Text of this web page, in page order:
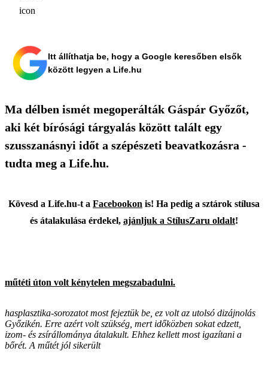
Itt állíthatja be, hogy a Google keresőben elsők
között legyen a Life.hu
Ma délben ismét megoperálták Gáspár Győzőt,
aki két bírósági tárgyalás között talált egy
szusszanásnyi időt a szépészeti beavatkozásra -
tudta meg a Life.hu.
Kövesd a Life.hu-t a Facebookon is! Ha pedig a sztárok stílusa
és átalakulása érdekel, ajánljuk a StílusZaru oldalt!
műtéti úton volt kénytelen megszabadulni.
hasplasztika-sorozatot most fejeztük be, ez volt az utolsó dizájnolás
Győzikén. Erre azért volt szükség, mert időközben sokat edzett,
izom- és zsírállománya átalakult. Ehhez kellett most igazítani a
bőrét. A műtét jól sikerült